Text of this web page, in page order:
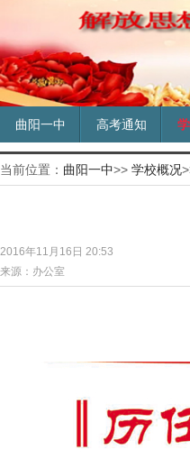
曲阳一中 高考通知
当前位置： 曲阳一中>> 学校概况
2016年11月16日 20:53
来源：办公室